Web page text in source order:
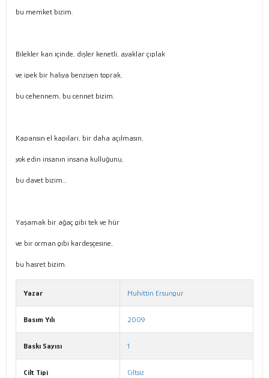
bu memket bizim.
Bilekler kan içinde, dişler kenetli, ayaklar çıplak
ve ipek bir halıya benziyen toprak,
bu cehennem, bu cennet bizim.
Kapansın el kapıları, bir daha açılmasın,
yok edin insanın insana kulluğunu,
bu davet bizim...
Yaşamak bir ağaç gibi tek ve hür
ve bir orman gibi kardeşçesine,
bu hasret bizim.
Yazar Muhittin Ersungur
Basım Yılı 2009
Baskı Sayısı 1
Cilt Tipi Ciltsiz